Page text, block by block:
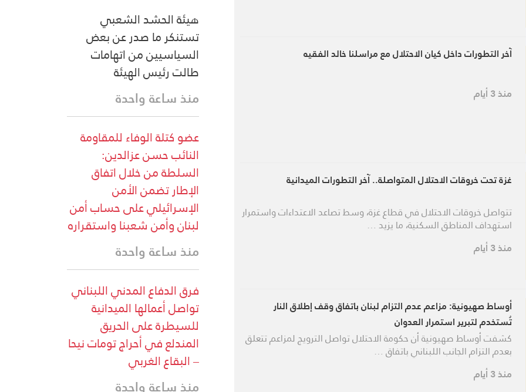
آخر التطورات داخل كيان الاحتلال مع مراسلنا خالد الفقيه
منذ 3 أيام
غزة تحت خروقات الاحتلال المتواصلة.. آخر التطورات الميدانية
تتواصل خروقات الاحتلال في قطاع غزة، وسط تصاعد الاعتداءات واستمرار
استهداف المناطق السكنية، ما يزيد …
منذ 3 أيام
أوساط صهيونية: مزاعم عدم التزام لبنان باتفاق وقف إطلاق النار
تُستخدم لتبرير استمرار العدوان
كشفت أوساط صهيونية أن حكومة الاحتلال تواصل الترويج لمزاعم تتعلق
بعدم التزام الجانب اللبناني باتفاق …
منذ 3 أيام
هيئة الحشد الشعبي
تستنكر ما صدر عن بعض
السياسيين من اتهامات
طالت رئيس الهيئة
منذ ساعة واحدة
عضو كتلة الوفاء للمقاومة
النائب حسن عزالدين:
السلطة من خلال اتفاق
الإطار تضمن الأمن
الإسرائيلي على حساب أمن
لبنان وأمن شعبنا واستقراره
منذ ساعة واحدة
فرق الدفاع المدني اللبناني
تواصل أعمالها الميدانية
للسيطرة على الحريق
المندلع في أحراج تومات نيحا
– البقاع الغربي
منذ ساعة واحدة